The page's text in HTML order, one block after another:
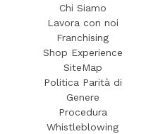
Chi Siamo
Lavora con noi
Franchising
Shop Experience
SiteMap
Politica Parità di
Genere
Procedura
Whistleblowing